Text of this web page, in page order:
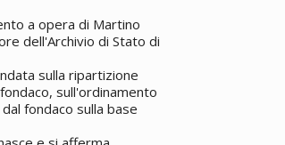
a opera di Martino
dell'Archivio di Stato di
sulla ripartizione
sull'ordinamento
fondaco sulla base